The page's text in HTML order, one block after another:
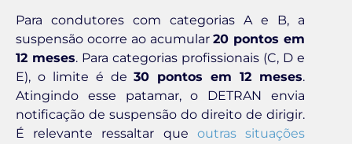
Para condutores com categorias A e B, a
suspensão ocorre ao acumular20 pontos em
12 meses. Para categorias profissionais (C, D e
E), o limite é de30 pontos em 12 meses.
Atingindo esse patamar, o DETRAN envia
notificação de suspensão do direito de dirigir.
É relevante ressaltar que outras situações